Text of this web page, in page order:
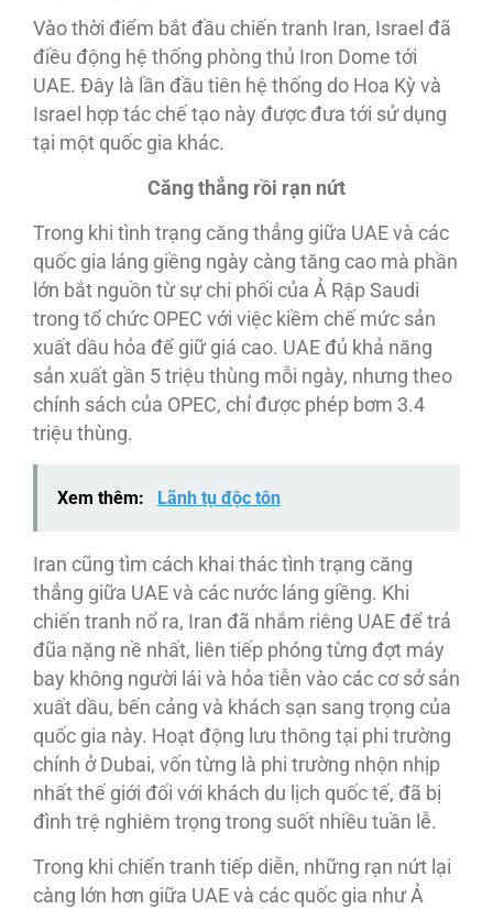
Vào thời điểm bắt đầu chiến tranh Iran, Israel đã
điều động hệ thống phòng thủ Iron Dome tới
UAE. Đây là lần đầu tiên hệ thống do Hoa Kỳ và
Israel hợp tác chế tạo này được đưa tới sử dụng
tại một quốc gia khác.
Căng thẳng rồi rạn nứt
Trong khi tình trạng căng thẳng giữa UAE và các
quốc gia láng giềng ngày càng tăng cao mà phần
lớn bắt nguồn từ sự chi phối của Ả Rập Saudi
trong tổ chức OPEC với việc kiềm chế mức sản
xuất dầu hỏa để giữ giá cao. UAE đủ khả năng
sản xuất gần 5 triệu thùng mỗi ngày, nhưng theo
chính sách của OPEC, chỉ được phép bơm 3.4
triệu thùng.
Xem thêm: Lãnh tụ độc tôn
Iran cũng tìm cách khai thác tình trạng căng
thẳng giữa UAE và các nước láng giềng. Khi
chiến tranh nổ ra, Iran đã nhắm riêng UAE để trả
đũa nặng nề nhất, liên tiếp phóng từng đợt máy
bay không người lái và hỏa tiễn vào các cơ sở sản
xuất dầu, bến cảng và khách sạn sang trọng của
quốc gia này. Hoạt động lưu thông tại phi trường
chính ở Dubai, vốn từng là phi trường nhộn nhịp
nhất thế giới đối với khách du lịch quốc tế, đã bị
đình trệ nghiêm trọng trong suốt nhiều tuần lễ.
Trong khi chiến tranh tiếp diễn, những rạn nứt lại
càng lớn hơn giữa UAE và các quốc gia như Ả